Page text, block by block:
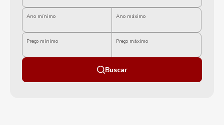
Ano mínimo Ano máximo
Preço mínimo Preço máximo
Buscar